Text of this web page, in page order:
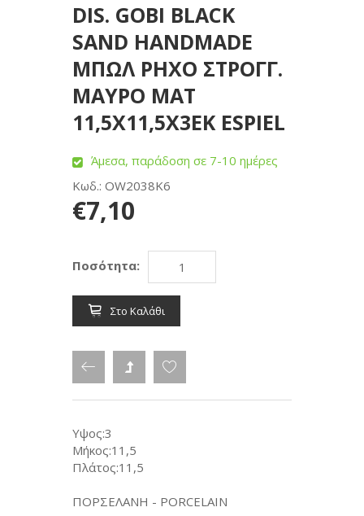
DIS. GOBI BLACK
SAND HANDMADE
ΜΠΩΛ ΡΗΧΟ ΣΤΡΟΓΓ.
ΜΑΥΡΟ ΜΑΤ
11,5Χ11,5Χ3ΕΚ ESPIEL
Άμεσα, παράδοση σε 7-10 ημέρες
Κωδ.: OW2038K6
€7,10
Ποσότητα:
Στο Καλάθι
Υψος:3
Μήκος:11,5
Πλάτος:11,5
ΠΟΡΣΕΛΑΝΗ - PORCELAIN